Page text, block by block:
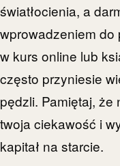
światłocienia, a
wprowadzeniem do
w kurs online lub
często przyniesie
pędzli. Pamiętaj,
twoja ciekawość i
kapitał na starcie.